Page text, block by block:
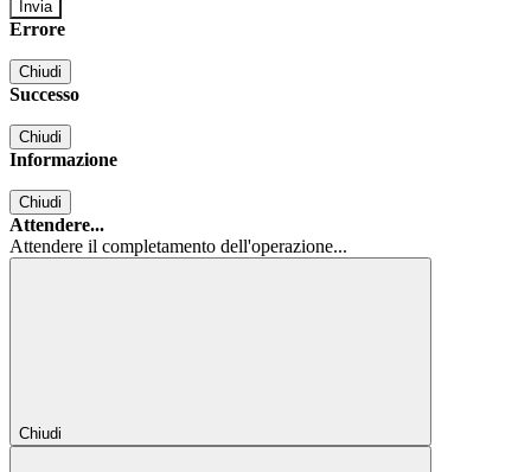
Errore
Chiudi
Successo
Chiudi
Informazione
Chiudi
Attendere...
Attendere il completamento dell'operazione...
Chiudi